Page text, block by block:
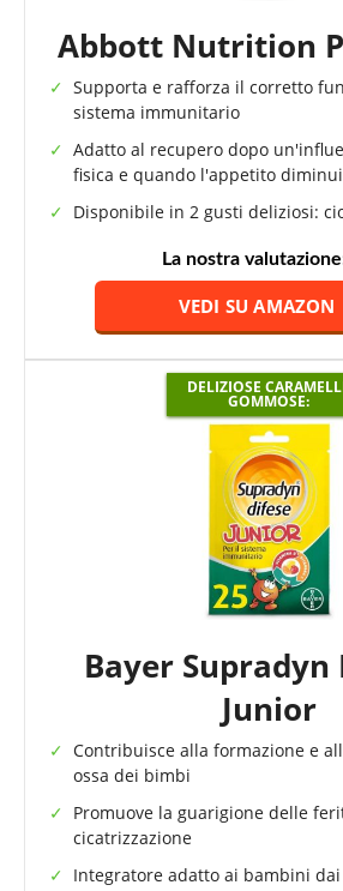
Abbott Nutrition
Supporta e rafforza il corretto
sistema immunitario
Adatto al recupero dopo
fisica e quando l'appetito
Disponibile in 2 gusti deliziosi:
La nostra
VEDI SU
DELIZIOSE
GOMMOSE:
Bayer Supradyn
Junior
Contribuisce alla formazione e
ossa dei bimbi
Promuove la guarigione delle
cicatrizzazione
Integratore adatto ai bambini